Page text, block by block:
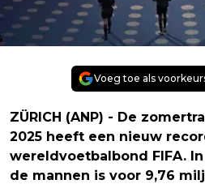
Voeg toe als
ZÜRICH (ANP) - De
2025 heeft een nieuw
wereldvoetbalbond FIFA.
de mannen is voor 9,76